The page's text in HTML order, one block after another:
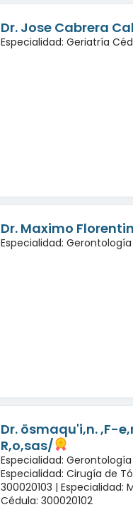
Dr. Jose Cabrera
Especialidad: Geriatría
Dr. Maximo
Especialidad:
Dr. ösmaqu'i,n. ,F-
R,o,sas/
Especialidad: Gerontología
Especialidad: Cirugía de
300020103 | Especialidad:
Cédula: 300020102